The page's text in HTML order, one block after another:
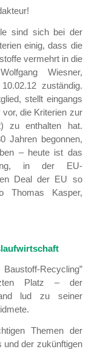
sind sich bei der
einig, dass die
vermehrt in die
Wiesner,
zuständig.
stellt eingangs
die Kriterien zur
zu enthalten hat.
Jahren begonnen,
– heute ist das
in der EU-
Deal der EU so
Thomas Kasper,
Recycling”
Platz – der
lud zu seiner
Themen der
und der zukünftigen